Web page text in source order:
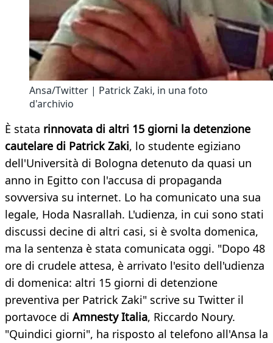
Ansa/Twitter | Patrick Zaki, in una foto
d'archivio
È stata rinnovata di altri 15 giorni la detenzione
cautelare di Patrick Zaki, lo studente egiziano
dell'Università di Bologna detenuto da quasi un
anno in Egitto con l'accusa di propaganda
sovversiva su internet. Lo ha comunicato una sua
legale, Hoda Nasrallah. L'udienza, in cui sono stati
discussi decine di altri casi, si è svolta domenica,
ma la sentenza è stata comunicata oggi. "Dopo 48
ore di crudele attesa, è arrivato l'esito dell'udienza
di domenica: altri 15 giorni di detenzione
preventiva per Patrick Zaki" scrive su Twitter il
portavoce di Amnesty Italia, Riccardo Noury.
"Quindici giorni", ha risposto al telefono all'Ansa la